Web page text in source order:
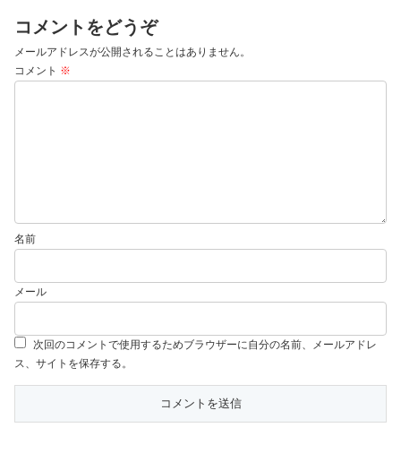
コメントをどうぞ
メールアドレスが公開されることはありません。
コメント ※
名前
メール
次回のコメントで使用するためブラウザーに自分の名前、メールアドレ
ス、サイトを保存する。